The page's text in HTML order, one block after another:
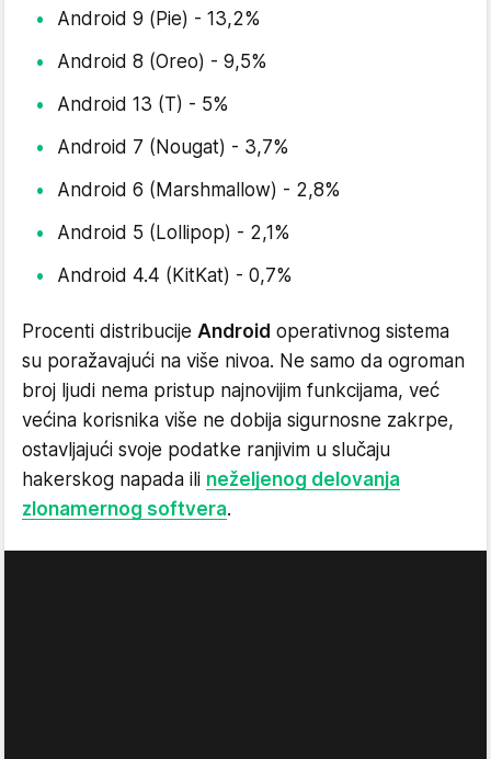
Android 9 (Pie) - 13,2%
Android 8 (Oreo) - 9,5%
Android 13 (T) - 5%
Android 7 (Nougat) - 3,7%
Android 6 (Marshmallow) - 2,8%
Android 5 (Lollipop) - 2,1%
Android 4.4 (KitKat) - 0,7%
Procenti distribucije Android operativnog sistema
su poražavajući na više nivoa. Ne samo da ogroman
broj ljudi nema pristup najnovijim funkcijama, već
većina korisnika više ne dobija sigurnosne zakrpe,
ostavljajući svoje podatke ranjivim u slučaju
hakerskog napada ili neželjenog delovanja
zlonamernog softvera.